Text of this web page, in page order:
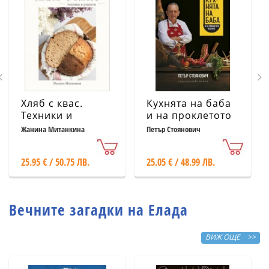
Хляб с квас.
Техники и
рецепти
Жанина Митанкина
25.95 € / 50.75 ЛВ.
Кухнята на баба
и на проклетото
й внуче
Петър Стоянович
25.05 € / 48.99 ЛВ.
Вечните загадки на Елада
ВИЖ ОЩЕ >>